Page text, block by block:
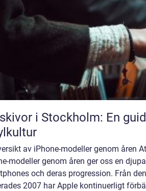
i Stockholm: En
av iPhone-modeller genom åren
modeller genom åren ger oss en
och deras progression. Från
2007 har Apple kontinuerligt